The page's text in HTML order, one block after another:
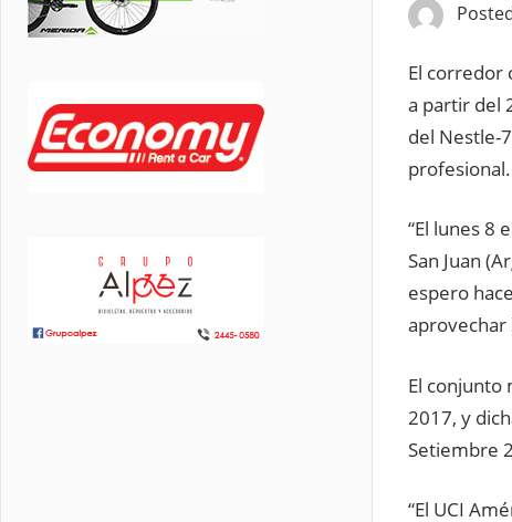
El corredor
a partir del
del Nestle-
profesional.
“El lunes 8
San Juan
espero
aprovechar
El conjunto
2017, y
Setiembre
“El UCI